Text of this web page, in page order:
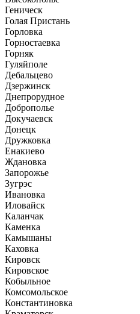
Геническ
Голая Пристань
Горловка
Горностаевка
Горняк
Гуляйполе
Дебальцево
Дзержинск
Днепрорудное
Доброполье
Докучаевск
Донецк
Дружковка
Енакиево
Ждановка
Запорожье
Зугрэс
Ивановка
Иловайск
Каланчак
Каменка
Камышаны
Каховка
Кировск
Кировское
Кобыльное
Комсомольское
Константиновка